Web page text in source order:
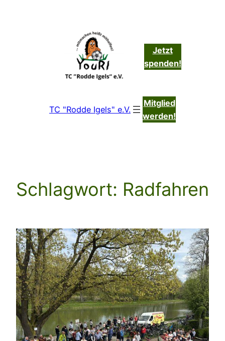
Jetzt
spenden!
TC "Rodde Igels" e.V.
Mitglied
werden!
Schlagwort: Radfahren